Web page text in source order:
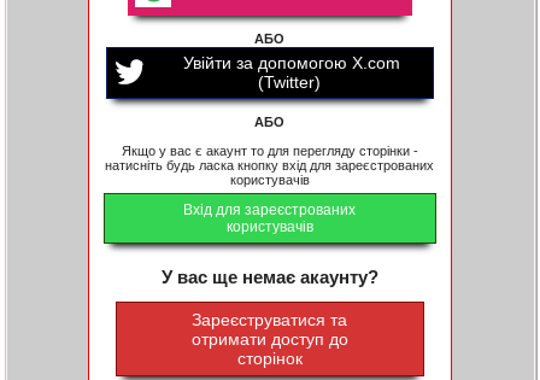
АБО
Увійти за допомогою X.com
(Twitter)
АБО
Якщо у вас є акаунт то для перегляду сторінки -
натисніть будь ласка кнопку вхід для зареєстрованих
користувачів
Вхід для зареєстрованих
користувачів
У вас ще немає акаунту?
Зареєструватися та
отримати доступ до
сторінок